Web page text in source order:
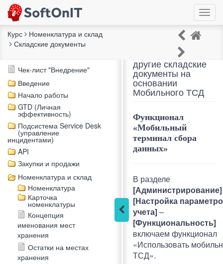
Курс
Номенклатура и склад
Складские документы
Чек-лист "Внедрение"
Введение
Начало работы
GTD (Личная
эффективность)
Подсистема Service Desk
(управление
инцидентами)
API
Закупки и продажи
Номенклатура и склад
Номенклатура
Карточка
номенклатуры
Концепция
именования мест
хранения
Остатки на местах
хранения
Инвентаризация и
другие складские
документы на
основании
Мобильного ТСД
Функционал
«Мобильный
терминал сбора
данных»
В разделе
[Настройка
учета]–
[Функциональность]
включаем функционал
«Использовать
ТСД».